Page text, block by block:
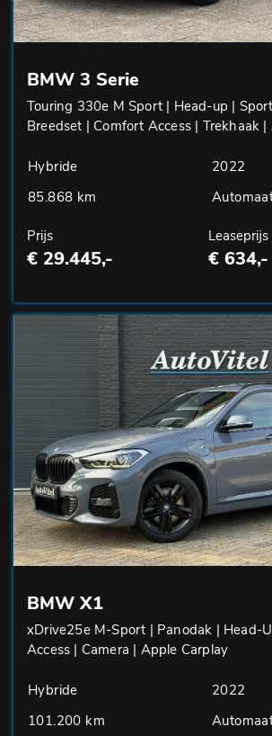
BMW 3 Serie
Touring 330e M Sport | Head-up |
Breedset | Comfort Access | Trekhaak |
Hybride
2022
85.868 km
Prijs
€ 29.445,-
Leaseprijs
€
BMW X1
xDrive25e M-Sport | Panodak | Head-
Access | Camera | Apple Carplay
Hybride
2022
101.200 km